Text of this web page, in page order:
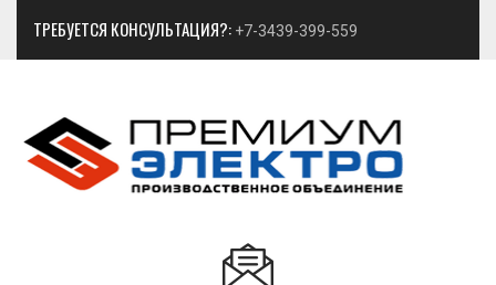
ТРЕБУЕТСЯ КОНСУЛЬТАЦИЯ?: +7-3439-399-559